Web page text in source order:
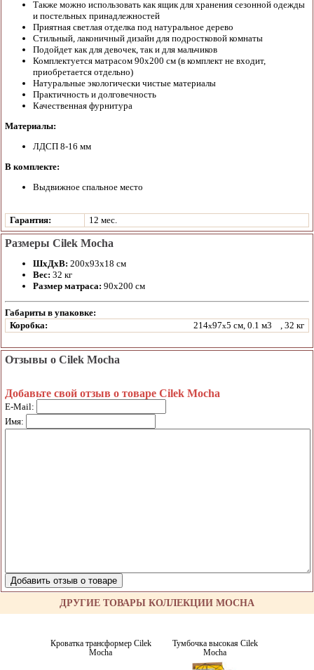
Также можно использовать как ящик для хранения сезонной одежды
и постельных принадлежностей
Приятная светлая отделка под натуральное дерево
Стильный, лаконичный дизайн для подростковой комнаты
Подойдет как для девочек, так и для мальчиков
Комплектуется матрасом 90х200 см (в комплект не входит,
приобретается отдельно)
Натуральные экологически чистые материалы
Практичность и долговечность
Качественная фурнитура
Материалы:
ЛДСП 8-16 мм
В комплекте:
Выдвижное спальное место
Гарантия: 12 мес.
Размеры Cilek Mocha
ШхДхВ: 200х93х18 см
Вес: 32 кг
Размер матраса: 90х200 см
Габариты в упаковке:
Коробка:
214x97x5 см, 0.1 м3 , 32 кг
Отзывы о Cilek Mocha
Добавьте свой отзыв о товаре Cilek Mocha
E-Mail:
Имя:
ДРУГИЕ ТОВАРЫ КОЛЛЕКЦИИ MOCHA
Кроватка трансформер Cilek
Mocha
Тумбочка высокая Cilek
Mocha